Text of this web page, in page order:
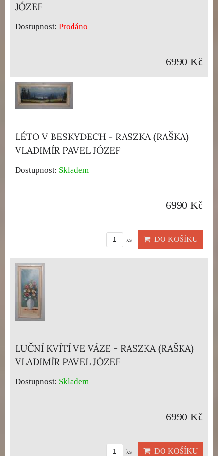
JÓZEF
Dostupnost: Prodáno
6990 Kč
LÉTO V BESKYDECH - RASZKA (RAŠKA)
VLADIMÍR PAVEL JÓZEF
Dostupnost: Skladem
6990 Kč
ks DO KOŠÍKU
LUČNÍ KVÍTÍ VE VÁZE - RASZKA (RAŠKA)
VLADIMÍR PAVEL JÓZEF
Dostupnost: Skladem
6990 Kč
ks DO KOŠÍKU